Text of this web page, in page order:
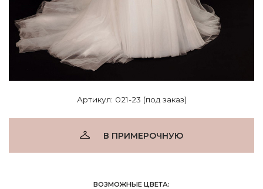
Артикул: 021-23 (под заказ)
В ПРИМЕРОЧНУЮ
ВОЗМОЖНЫЕ ЦВЕТА: